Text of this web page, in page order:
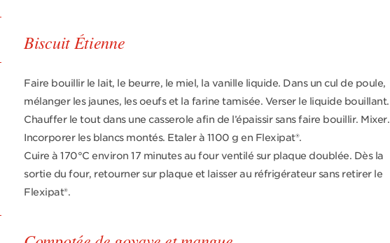
Biscuit Étienne
Faire bouillir le lait, le beurre, le miel, la vanille liquide. Dans un cul de poule,
mélanger les jaunes, les oeufs et la farine tamisée. Verser le liquide bouillant.
Chauffer le tout dans une casserole afin de l’épaissir sans faire bouillir. Mixer.
Incorporer les blancs montés. Etaler à 1100 g en Flexipat®.
Cuire à 170°C environ 17 minutes au four ventilé sur plaque doublée. Dès la
sortie du four, retourner sur plaque et laisser au réfrigérateur sans retirer le
Flexipat®.